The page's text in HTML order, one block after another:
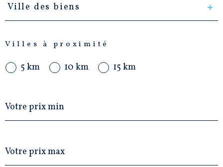
des
biens
Ville des biens
Villes à proximité
5 km 10 km 15 km
min
max